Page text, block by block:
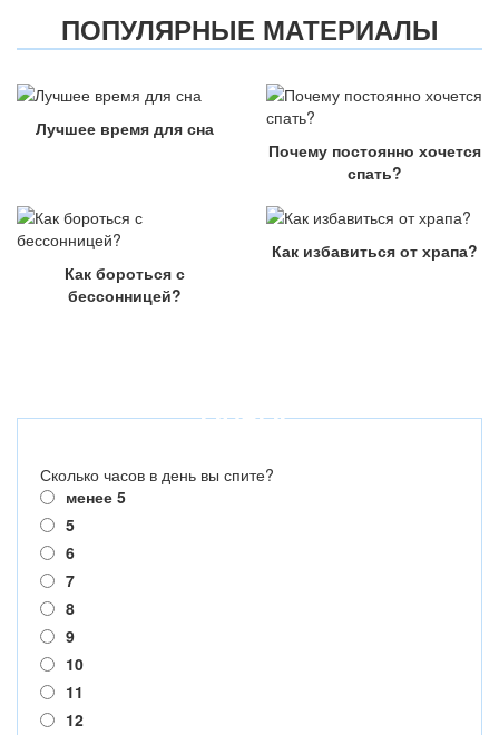
ПОПУЛЯРНЫЕ МАТЕРИАЛЫ
Лучшее время для сна
Почему постоянно хочется
спать?
Как бороться с
бессонницей?
Как избавиться от храпа?
ОПРОС
Сколько часов в день вы спите?
менее 5
5
6
7
8
9
10
11
12